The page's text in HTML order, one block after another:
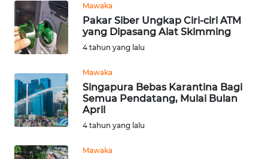
Mawaka
Pakar Siber Ungkap Ciri-ciri ATM
yang Dipasang Alat Skimming
4 tahun yang lalu
Mawaka
Singapura Bebas Karantina Bagi
Semua Pendatang, Mulai Bulan
April
4 tahun yang lalu
Mawaka
JAMBI
WN
SULTRA
WN
NTB
WN